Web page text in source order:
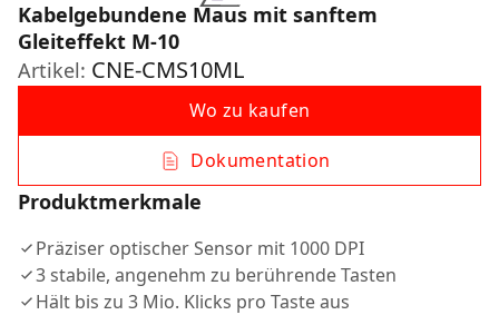
Kabelgebundene Maus mit sanftem
Gleiteffekt M-10
Artikel: CNE-CMS10ML
Wo zu kaufen
Dokumentation
Produktmerkmale
Präziser optischer Sensor mit 1000 DPI
3 stabile, angenehm zu berührende Tasten
Hält bis zu 3 Mio. Klicks pro Taste aus